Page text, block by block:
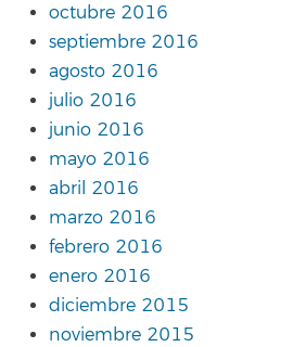
octubre 2016
septiembre 2016
agosto 2016
julio 2016
junio 2016
mayo 2016
abril 2016
marzo 2016
febrero 2016
enero 2016
diciembre 2015
noviembre 2015